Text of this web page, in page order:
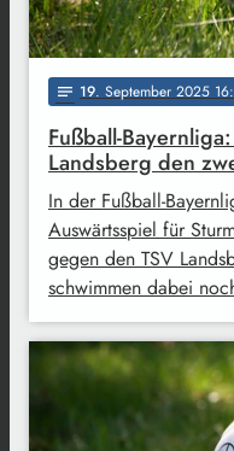
notes 19. September 2025
Fußball-
Landsberg den
In der Fußball-
Auswärtsspiel für
gegen den TSV
schwimmen dabei